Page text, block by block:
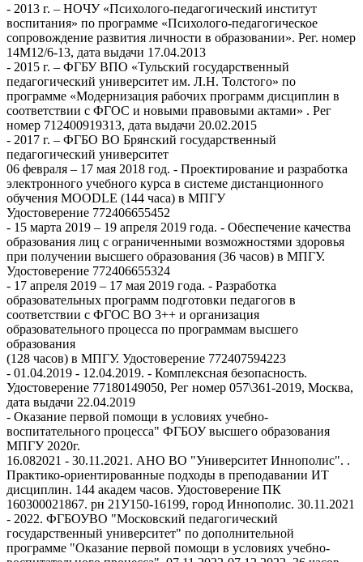
- 2013 г. – НОЧУ «Психолого-педагогический институт
воспитания» по программе «Психолого-педагогическое
сопровождение развития личности в образовании». Рег. номер
14М12/6-13, дата выдачи 17.04.2013
- 2015 г. – ФГБУ ВПО «Тульский государственный
педагогический университет им. Л.Н. Толстого» по
программе «Модернизация рабочих программ дисциплин в
соответствии с ФГОС и новыми правовыми актами» . Рег
номер 712400919313, дата выдачи 20.02.2015
- 2017 г. – ФГБО ВО Брянский государственный
педагогический университет
06 февраля – 17 мая 2018 год. - Проектирование и разработка
электронного учебного курса в системе дистанционного
обучения MOODLE (144 часа) в МПГУ
Удостоверение 772406655452
- 15 марта 2019 – 19 апреля 2019 года. - Обеспечение качества
образования лиц с ограниченными возможностями здоровья
при получении высшего образования (36 часов) в МПГУ.
Удостоверение 772406655324
- 17 апреля 2019 – 17 мая 2019 года. - Разработка
образовательных программ подготовки педагогов в
соответствии с ФГОС ВО 3++ и организация
образовательного процесса по программам высшего
образования
(128 часов) в МПГУ. Удостоверение 772407594223
- 01.04.2019 - 12.04.2019. - Комплексная безопасность.
Удостоверение 77180149050, Рег номер 057\361-2019, Москва,
дата выдачи 22.04.2019
- Оказание первой помощи в условиях учебно-
воспитательного процесса" ФГБОУ высшего образования
МПГУ 2020г.
16.082021 - 30.11.2021. АНО ВО "Университет Иннополис". .
Практико-ориентированные подходы в преподавании ИТ
дисциплин. 144 академ часов. Удостоверение ПК
160300021867. рн 21У150-16199, город Иннополис. 30.11.2021
- 2022. ФГБОУВО "Московский педагогический
государственный университет" по дополнительной
программе "Оказание первой помощи в условиях учебно-